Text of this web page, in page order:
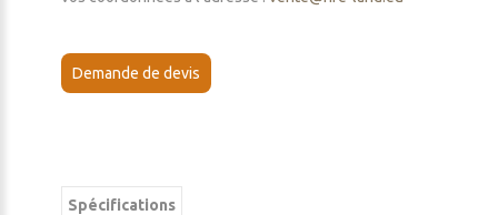
Demande de devis
Spécifications